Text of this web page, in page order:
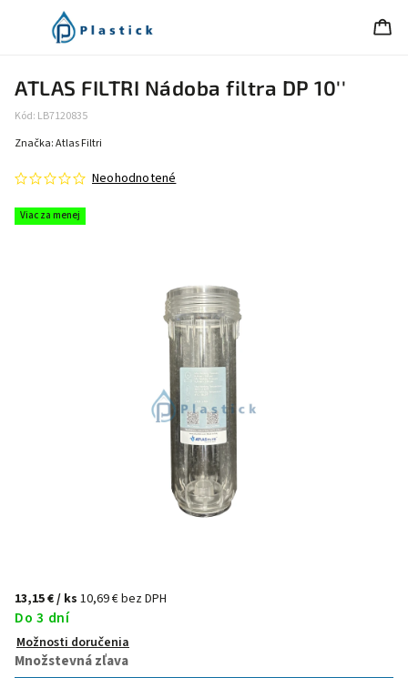
ATLAS FILTRI Nádoba filtra DP 10''
Kód: LB7120835
Viac za menej
Neohodnotené
Značka:Atlas Filtri
13,15 €/ ks 10,69 € bez DPH
Do 3 dní
Možnosti doručenia
Množstevná zľava